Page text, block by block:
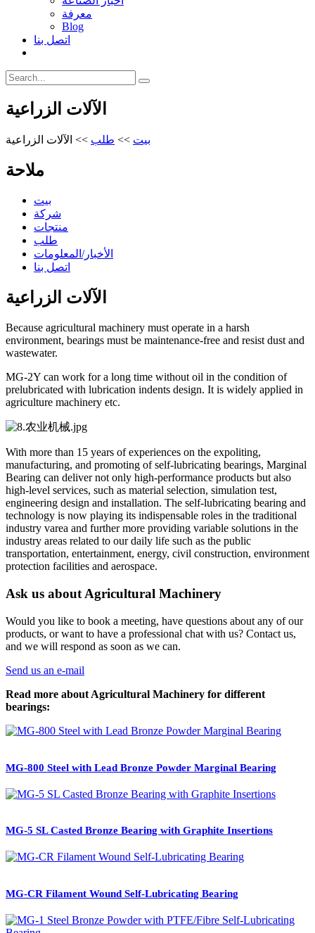
معرفة
Blog
اتصل بنا
الآلات الزراعية
بيت >> طلب >> الآلات الزراعية
ملاحة
بيت
شركة
منتجات
طلب
الأخبار/المعلومات
اتصل بنا
الآلات الزراعية
Because agricultural machinery must operate in a harsh
environment, bearings must be maintenance-free and resist dust and
wastewater.
MG-2Y can work for a long time without oil in the condition of
prelubricated with lubrication indents design. It is widely applied in
agriculture machinery etc.
With more than 15 years of experiences on the expoliting,
manufacturing, and promoting of self-lubricating bearings, Marginal
Bearing can deliver not only high-performance products but also
high-level services, such as material selection, simulation test,
engineering design and installation. The self-lubricating bearing and
technology is now playing its indispensable roles in the traditional
industry varea and further more providing variable solutions in the
industry areas related to our daily life such as the public
transportation, entertainment, energy, civil construction, environment
protection facilities and aerospace.
Ask us about Agricultural Machinery
Would you like to book a meeting, have questions about any of our
products, or want to have a professional chat with us? Contact us,
and we will respond as soon as we can.
Send us an e-mail
Read more about Agricultural Machinery for different
bearings:
MG-800 Steel with Lead Bronze Powder Marginal Bearing
MG-5 SL Casted Bronze Bearing with Graphite Insertions
MG-CR Filament Wound Self-Lubricating Bearing